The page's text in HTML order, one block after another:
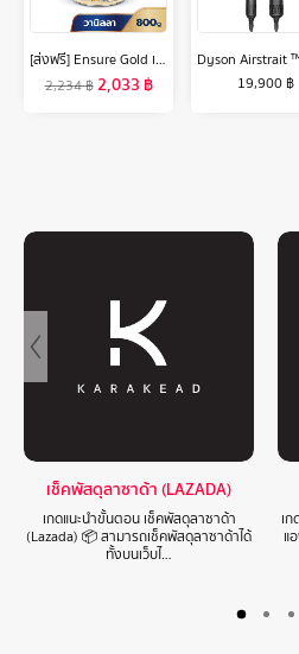
[ส่งฟรี] Ensure Gold เอนชัวร์ โกลด์ กลิ่นวานิลลา 800g 2 กระป๋อง Ensure Gold Vanilla 800g x2
2,234฿2,033 ฿
19,900 ฿
เช็คพัสดุลาซาด้า (LAZADA)
เกดแนะนำขั้นตอน เช็คพัสดุลาซาด้า
(Lazada) 📦 สามารถเช็คพัสดุลาซาด้าได้
ทั้งบนเว็บไ…
เ
แ